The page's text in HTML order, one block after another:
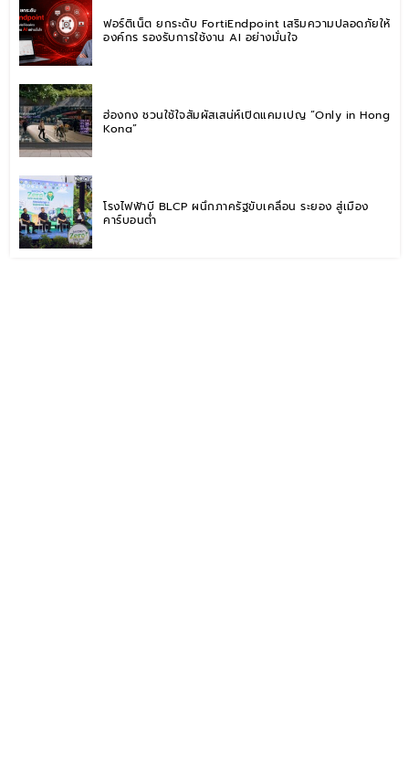
ฟอร์ติเน็ต ยกระดับ FortiEndpoint เสริมความปลอดภัยให้
องค์กร รองรับการใช้งาน AI อย่างมั่นใจ
ฮ่องกง ชวนใช้ใจสัมผัสเสน่ห์เปิดแคมเปญ “Only in Hong
Kong”
โรงไฟฟ้าบี BLCP ผนึกภาครัฐขับเคลื่อน ระยอง สู่เมือง
คาร์บอนต่ำ